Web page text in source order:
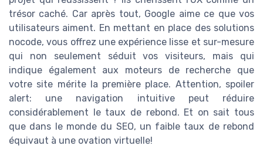
trésor caché. Car après tout, Google aime ce que vos
utilisateurs aiment. En mettant en place des solutions
nocode, vous offrez une expérience lisse et sur-mesure
qui non seulement séduit vos visiteurs, mais qui
indique également aux moteurs de recherche que
votre site mérite la première place. Attention, spoiler
alert: une navigation intuitive peut réduire
considérablement le taux de rebond. Et on sait tous
que dans le monde du SEO, un faible taux de rebond
équivaut à une ovation virtuelle!